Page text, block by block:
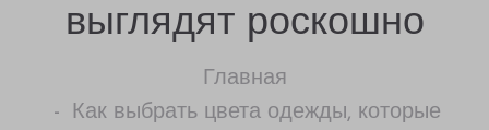
выглядят роскошно
Главная
Как выбрать цвета одежды, которые